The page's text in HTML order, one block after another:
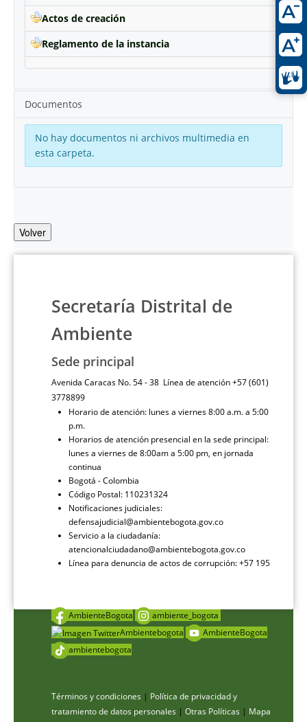
Actos de creación
Reglamento de la instancia
Documentos
No hay documentos ni archivos multimedia en
esta carpeta.
Volver
Secretaría Distrital de
Ambiente
Sede principal
Avenida Caracas No. 54 - 38 Línea de atención +57 (601)
3778899
Horario de atención: lunes a viernes 8:00 a.m. a 5:00
p.m.
Horarios de atención presencial en la sede principal:
lunes a viernes de 8:00am a 5:00 pm, en jornada
continua
Bogotá - Colombia
Código Postal: 110231324
Notificaciones judiciales:
defensajudicial@ambientebogota.gov.co
Servicio a la ciudadanía:
atencionalciudadano@ambientebogota.gov.co
Línea para denuncia de actos de corrupción: +57 195
AmbienteBogota
ambiente_bogota
Ambientebogota
AmbienteBogota
ambientebogota
Términos y condiciones | Política de privacidad y
tratamiento de datos personales | Otras Políticas | Mapa